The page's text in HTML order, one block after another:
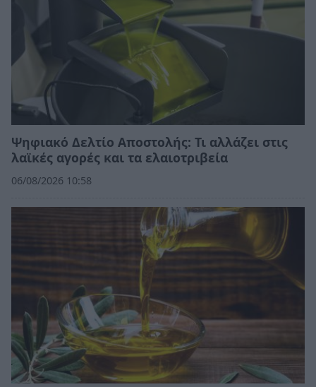
Ψηφιακό Δελτίο Αποστολής: Τι αλλάζει στις
λαϊκές αγορές και τα ελαιοτριβεία
06/08/2026 10:58